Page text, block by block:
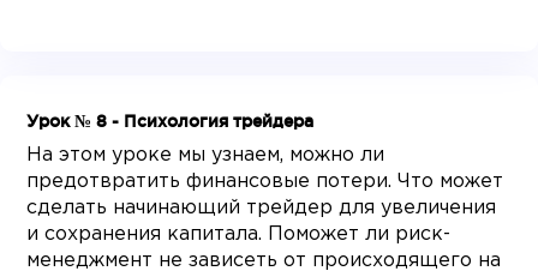
Урок № 8 - Психология трейдера
На этом уроке мы узнаем, можно ли
предотвратить финансовые потери. Что может
сделать начинающий трейдер для увеличения
и сохранения капитала. Поможет ли риск-
менеджмент не зависеть от происходящего на